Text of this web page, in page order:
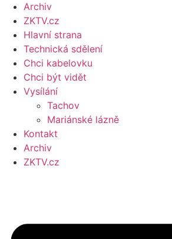
Archiv
ZKTV.cz
Hlavní strana
Technická sdělení
Chci kabelovku
Chci být vidět
Vysílání
Tachov
Mariánské lázně
Kontakt
Archiv
ZKTV.cz